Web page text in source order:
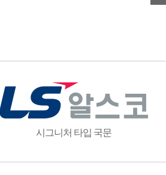
시그니처 타입 국문